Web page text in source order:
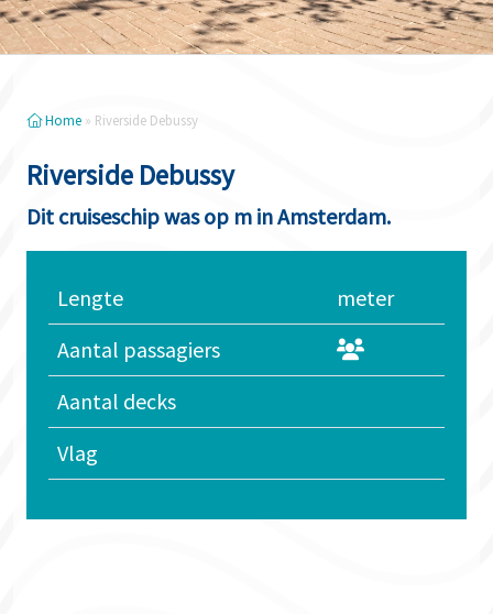
Home » Riverside Debussy
Riverside Debussy
Dit cruiseschip was op m in Amsterdam.
Lengte
meter
Aantal passagiers
Aantal decks
Vlag